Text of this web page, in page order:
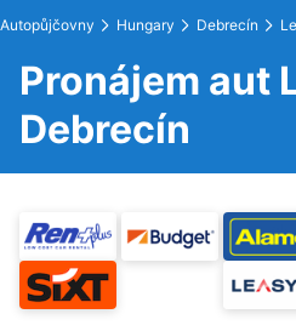
Autopůjčovny Hungary Debrecín
Pronájem aut
Debrecín